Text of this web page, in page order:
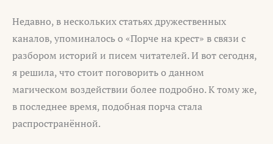
Недавно, в нескольких статьях дружественных
каналов, упоминалось о «Порче на крест» в связи с
разбором историй и писем читателей. И вот сегодня,
я решила, что стоит поговорить о данном
магическом воздействии более подробно. К тому же,
в последнее время, подобная порча стала
распространённой.